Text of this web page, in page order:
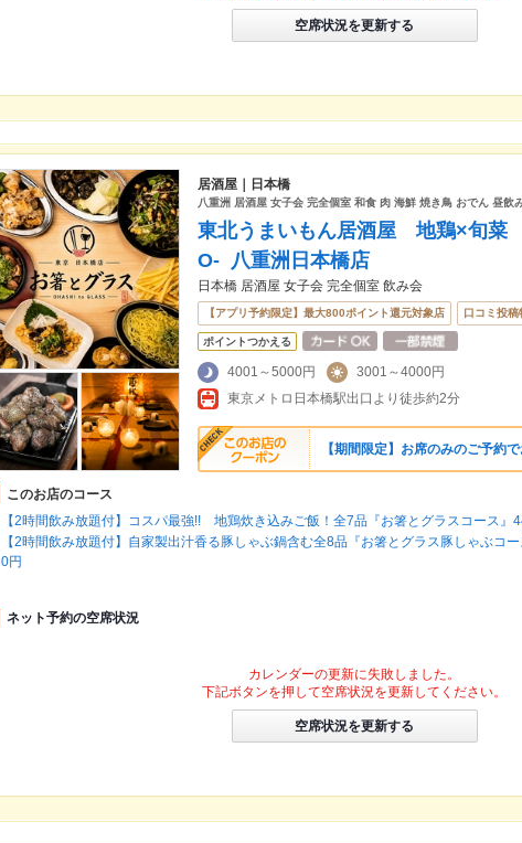
空席状況を更新する
居酒屋｜日本橋
八重洲 居酒屋 女子会 完全個室 和食 肉 海鮮 焼き鳥 おでん 昼飲
東北うまいもん居酒屋 地鶏×旬
O- 八重洲日本橋店
日本橋 居酒屋 女子会 完全個室 飲み会
【アプリ予約限定】最大800ポイント還元対象店 口コミ投稿
ポイントつかえる
4001～5000円
3001～4000円
東京メトロ日本橋駅出口より徒歩約2分
【期間限定】お席のみのご予約
このお店のコース
【2時間飲み放題付】コスパ最強!! 地鶏炊き込みご飯！全7品『お箸とグラスコース』
【2時間飲み放題付】自家製出汁香る豚しゃぶ鍋含む全8品『お箸とグラス豚しゃぶコ
0円
ネット予約の空席状況
カレンダーの更新に失敗しました。
下記ボタンを押して空席状況を更新してください。
空席状況を更新する